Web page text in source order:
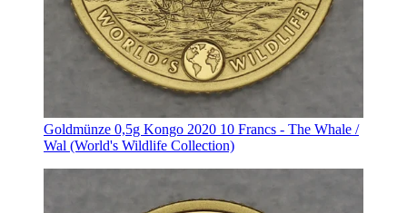
Goldmünze 0,5g Kongo 2020 10 Francs - The Whale /
Wal (World's Wildlife Collection)